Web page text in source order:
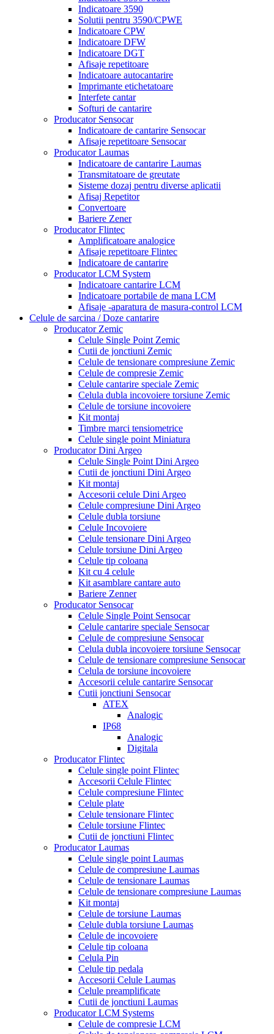
Indicatoare 3590
Solutii pentru 3590/CPWE
Indicatoare CPW
Indicatoare DFW
Indicatoare DGT
Afisaje repetitoare
Indicatoare autocantarire
Imprimante etichetatoare
Interfete cantar
Softuri de cantarire
Producator Sensocar
Indicatoare de cantarire Sensocar
Afisaje repetitoare Sensocar
Producator Laumas
Indicatoare de cantarire Laumas
Transmitatoare de greutate
Sisteme dozaj pentru diverse aplicatii
Afisaj Repetitor
Convertoare
Bariere Zener
Producator Flintec
Amplificatoare analogice
Afisaje repetitoare Flintec
Indicatoare de cantarire
Producator LCM System
Indicatoare cantarire LCM
Indicatoare portabile de mana LCM
Afisaje -aparatura de masura-control LCM
Celule de sarcina / Doze cantarire
Producator Zemic
Celule Single Point Zemic
Cutii de jonctiuni Zemic
Celule de tensionare compresiune Zemic
Celule de compresie Zemic
Celule cantarire speciale Zemic
Celula dubla incovoiere torsiune Zemic
Celule de torsiune incovoiere
Kit montaj
Timbre marci tensiometrice
Celule single point Miniatura
Producator Dini Argeo
Celule Single Point Dini Argeo
Cutii de jonctiuni Dini Argeo
Kit montaj
Accesorii celule Dini Argeo
Celule compresiune Dini Argeo
Celule dubla torsiune
Celule Incovoiere
Celule tensionare Dini Argeo
Celule torsiune Dini Argeo
Celule tip coloana
Kit cu 4 celule
Kit asamblare cantare auto
Bariere Zenner
Producator Sensocar
Celule Single Point Sensocar
Celule cantarire speciale Sensocar
Celule de compresiune Sensocar
Celula dubla incovoiere torsiune Sensocar
Celule de tensionare compresiune Sensocar
Celula de torsiune incovoiere
Accesorii celule cantarire Sensocar
Cutii jonctiuni Sensocar
ATEX
Analogic
IP68
Analogic
Digitala
Producator Flintec
Celule single point Flintec
Accesorii Celule Flintec
Celule compresiune Flintec
Celule plate
Celule tensionare Flintec
Celule torsiune Flintec
Cutii de jonctiuni Flintec
Producator Laumas
Celule single point Laumas
Celule de compresiune Laumas
Celule de tensionare Laumas
Celule de tensionare compresiune Laumas
Kit montaj
Celule de torsiune Laumas
Celule dubla torsiune Laumas
Celule de incovoiere
Celule tip coloana
Celula Pin
Celule tip pedala
Accesorii Celule Laumas
Celule preamplificate
Cutii de jonctiuni Laumas
Producator LCM Systems
Celule de compresie LCM